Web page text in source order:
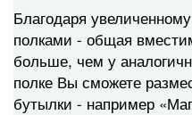
Благодаря
полками - общая
больше, чем у
полке Вы сможете
бутылки - например